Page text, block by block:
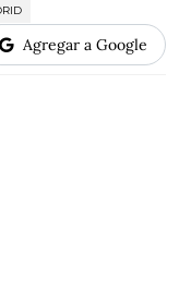
Agregar a Google